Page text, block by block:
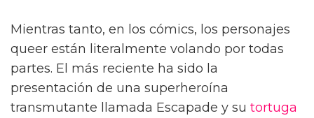
Mientras tanto, en los cómics, los personajes
queer están literalmente volando por todas
partes. El más reciente ha sido la
presentación de una superheroína
transmutante llamada Escapade y su tortuga